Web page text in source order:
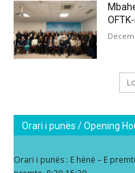
OFTK-
Orari i punës / Opening
Orari i punës : E hënë – E